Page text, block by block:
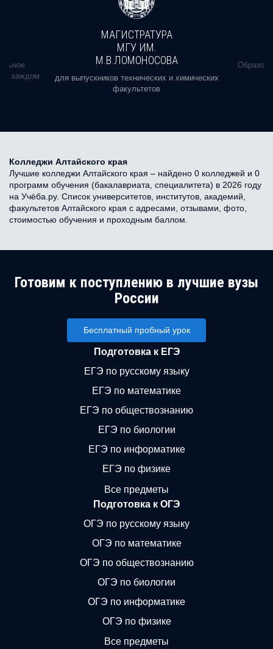
в каждом
МАГИСТРАТУРА
МГУ ИМ.
М.В.ЛОМОНОСОВА
для выпускников технических и химических
факультетов
Колледжи Алтайского края
Лучшие колледжи Алтайского края – найдено 0 колледжей и 0
программ обучения (бакалавриата, специалитета) в 2026 году
на Учёба.ру. Список университетов, институтов, академий,
факультетов Алтайского края с адресами, отзывами, фото,
стоимостью обучения и проходным баллом.
Готовим к поступлению в лучшие вузы
России
Бесплатный пробный урок
Подготовка к ЕГЭ
ЕГЭ по русскому языку
ЕГЭ по математике
ЕГЭ по обществознанию
ЕГЭ по биологии
ЕГЭ по информатике
ЕГЭ по физике
Все предметы
Подготовка к ОГЭ
ОГЭ по русскому языку
ОГЭ по математике
ОГЭ по обществознанию
ОГЭ по биологии
ОГЭ по информатике
ОГЭ по физике
Все предметы